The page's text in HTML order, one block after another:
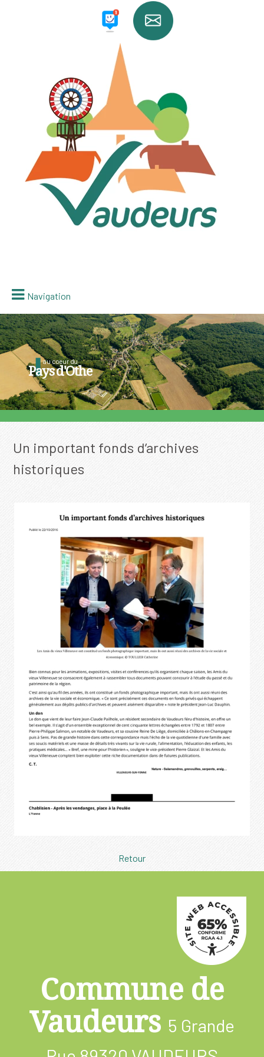
Navigation
au coeur du
Pays d'Othe
Un important fonds d’archives
historiques
Retour
Commune de
Vaudeurs 5 Grande